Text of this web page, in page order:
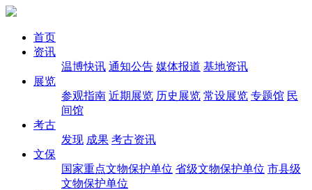
首页
资讯
温博快讯 通知公告 媒体报道 基地资讯
展览
参观指南 近期展览 历史展览 常设展览 专题馆 民
间馆
考古
发现 成果 考古资讯
文保
国家重点文物保护单位 省级文物保护单位 市县级
文物保护单位